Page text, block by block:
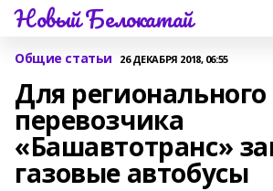
Новый Белокатай
Общие статьи 26 ДЕКАБРЯ 2018, 06:55
Для регионального
перевозчика
«Башавтотранс»
газовые автобусы